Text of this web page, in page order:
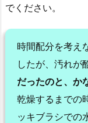
でください。
時間配分を考え
したが、汚れが
だったのと、か
乾燥するまでの
ッキブラシでの